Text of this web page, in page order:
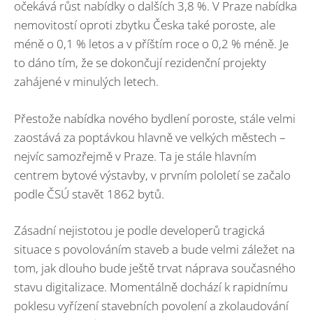
očekává růst nabídky o dalších 3,8 %. V Praze nabídka
nemovitostí oproti zbytku Česka také poroste, ale
méně o 0,1 % letos a v příštím roce o 0,2 % méně. Je
to dáno tím, že se dokončují rezidenční projekty
zahájené v minulých letech.
Přestože nabídka nového bydlení poroste, stále velmi
zaostává za poptávkou hlavně ve velkých městech –
nejvíc samozřejmě v Praze. Ta je stále hlavním
centrem bytové výstavby, v prvním pololetí se začalo
podle ČSÚ stavět 1862 bytů.
Zásadní nejistotou je podle developerů tragická
situace s povolováním staveb a bude velmi záležet na
tom, jak dlouho bude ještě trvat náprava současného
stavu digitalizace. Momentálně dochází k rapidnímu
poklesu vyřízení stavebních povolení a zkolaudování